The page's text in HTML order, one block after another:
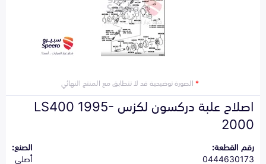
*الصورة توضيحية قد لا تتطابق مع المنتج النهائي
اصلاح علبة دركسون لكزس LS400 1995-
2000
رقم القطعة:
0444630173
الصنع:
أصلي